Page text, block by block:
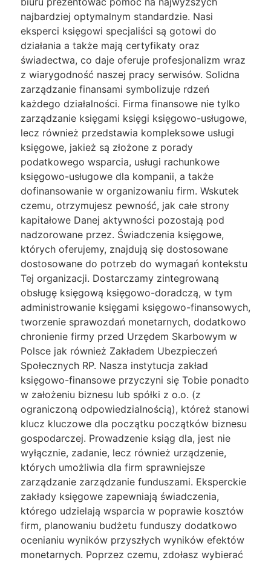
najbardziej optymalnym standardzie. Nasi
eksperci księgowi specjaliści są gotowi do
działania a także mają certyfikaty oraz
świadectwa, co daje oferuje profesjonalizm wraz
z wiarygodność naszej pracy serwisów. Solidna
zarządzanie finansami symbolizuje rdzeń
każdego działalności. Firma finansowe nie tylko
zarządzanie księgami księgi księgowo-usługowe,
lecz również przedstawia kompleksowe usługi
księgowe, jakież są złożone z porady
podatkowego wsparcia, usługi rachunkowe
księgowo-usługowe dla kompanii, a także
dofinansowanie w organizowaniu firm. Wskutek
czemu, otrzymujesz pewność, jak całe strony
kapitałowe Danej aktywności pozostają pod
nadzorowane przez. Świadczenia księgowe,
których oferujemy, znajdują się dostosowane
dostosowane do potrzeb do wymagań kontekstu
Tej organizacji. Dostarczamy zintegrowaną
obsługę księgową księgowo-doradczą, w tym
administrowanie księgami księgowo-finansowych,
tworzenie sprawozdań monetarnych, dodatkowo
chronienie firmy przed Urzędem Skarbowym w
Polsce jak również Zakładem Ubezpieczeń
Społecznych RP. Nasza instytucja zakład
księgowo-finansowe przyczyni się Tobie ponadto
w założeniu biznesu lub spółki z o.o. (z
ograniczoną odpowiedzialnością), któreż stanowi
klucz kluczowe dla początku początków biznesu
gospodarczej. Prowadzenie ksiąg dla, jest nie
wyłącznie, zadanie, lecz również urządzenie,
których umożliwia dla firm sprawniejsze
zarządzanie zarządzanie funduszami. Eksperckie
zakłady księgowe zapewniają świadczenia,
którego udzielają wsparcia w poprawie kosztów
firm, planowaniu budżetu funduszy dodatkowo
ocenianiu wyników przyszłych wyników efektów
monetarnych. Poprzez czemu, zdołasz wybierać